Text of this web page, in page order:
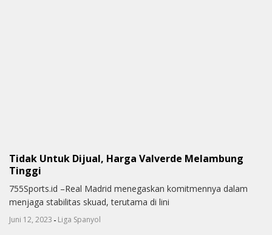
Tidak Untuk Dijual, Harga Valverde Melambung
Tinggi
755Sports.id –Real Madrid menegaskan komitmennya dalam
menjaga stabilitas skuad, terutama di lini
Juni 12, 2023 - Liga Spanyol